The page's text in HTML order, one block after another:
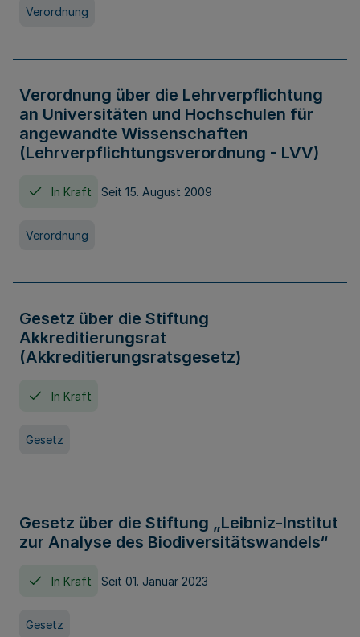
Verordnung
Verordnung über die Lehrverpflichtung
an Universitäten und Hochschulen für
angewandte Wissenschaften
(Lehrverpflichtungsverordnung - LVV)
In Kraft Seit 15. August 2009
Verordnung
Gesetz über die Stiftung
Akkreditierungsrat
(Akkreditierungsratsgesetz)
In Kraft
Gesetz
Gesetz über die Stiftung „Leibniz-Institut
zur Analyse des Biodiversitätswandels“
In Kraft Seit 01. Januar 2023
Gesetz